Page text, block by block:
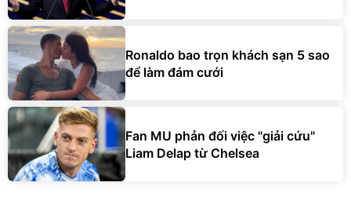
Ronaldo bao trọn khách sạn 5 sao
để làm đám cưới
Fan MU phản đối việc "giải cứu"
Liam Delap từ Chelsea